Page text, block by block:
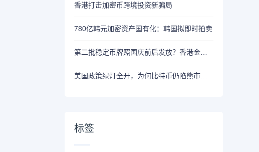
香港打击加密币跨境投资新骗局
780亿韩元加密资产国有化：韩国拟即时拍卖
标签